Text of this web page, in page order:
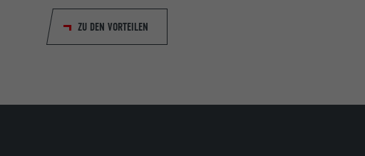
ZU DEN VORTEILEN